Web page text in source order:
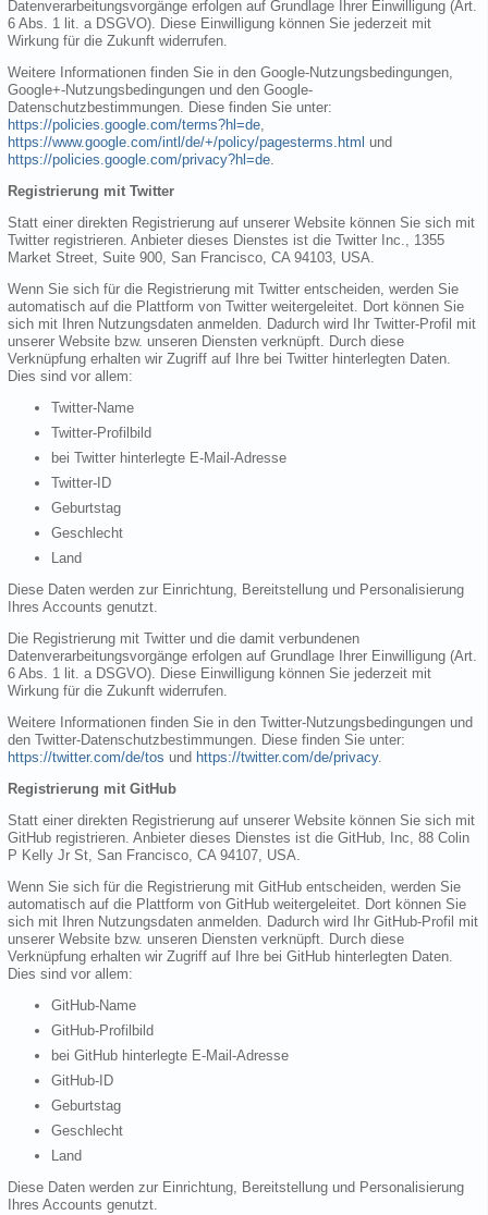
Datenverarbeitungsvorgänge erfolgen auf Grundlage Ihrer Einwilligung (Art.
6 Abs. 1 lit. a DSGVO). Diese Einwilligung können Sie jederzeit mit
Wirkung für die Zukunft widerrufen.
Weitere Informationen finden Sie in den Google-Nutzungsbedingungen,
Google+-Nutzungsbedingungen und den Google-
Datenschutzbestimmungen. Diese finden Sie unter:
https://policies.google.com/terms?hl=de,
https://www.google.com/intl/de/+/policy/pagesterms.html und
https://policies.google.com/privacy?hl=de.
Registrierung mit Twitter
Statt einer direkten Registrierung auf unserer Website können Sie sich mit
Twitter registrieren. Anbieter dieses Dienstes ist die Twitter Inc., 1355
Market Street, Suite 900, San Francisco, CA 94103, USA.
Wenn Sie sich für die Registrierung mit Twitter entscheiden, werden Sie
automatisch auf die Plattform von Twitter weitergeleitet. Dort können Sie
sich mit Ihren Nutzungsdaten anmelden. Dadurch wird Ihr Twitter-Profil mit
unserer Website bzw. unseren Diensten verknüpft. Durch diese
Verknüpfung erhalten wir Zugriff auf Ihre bei Twitter hinterlegten Daten.
Dies sind vor allem:
Twitter-Name
Twitter-Profilbild
bei Twitter hinterlegte E-Mail-Adresse
Twitter-ID
Geburtstag
Geschlecht
Land
Diese Daten werden zur Einrichtung, Bereitstellung und Personalisierung
Ihres Accounts genutzt.
Die Registrierung mit Twitter und die damit verbundenen
Datenverarbeitungsvorgänge erfolgen auf Grundlage Ihrer Einwilligung (Art.
6 Abs. 1 lit. a DSGVO). Diese Einwilligung können Sie jederzeit mit
Wirkung für die Zukunft widerrufen.
Weitere Informationen finden Sie in den Twitter-Nutzungsbedingungen und
den Twitter-Datenschutzbestimmungen. Diese finden Sie unter:
https://twitter.com/de/tos und https://twitter.com/de/privacy.
Registrierung mit GitHub
Statt einer direkten Registrierung auf unserer Website können Sie sich mit
GitHub registrieren. Anbieter dieses Dienstes ist die GitHub, Inc, 88 Colin
P Kelly Jr St, San Francisco, CA 94107, USA.
Wenn Sie sich für die Registrierung mit GitHub entscheiden, werden Sie
automatisch auf die Plattform von GitHub weitergeleitet. Dort können Sie
sich mit Ihren Nutzungsdaten anmelden. Dadurch wird Ihr GitHub-Profil mit
unserer Website bzw. unseren Diensten verknüpft. Durch diese
Verknüpfung erhalten wir Zugriff auf Ihre bei GitHub hinterlegten Daten.
Dies sind vor allem:
GitHub-Name
GitHub-Profilbild
bei GitHub hinterlegte E-Mail-Adresse
GitHub-ID
Geburtstag
Geschlecht
Land
Diese Daten werden zur Einrichtung, Bereitstellung und Personalisierung
Ihres Accounts genutzt.